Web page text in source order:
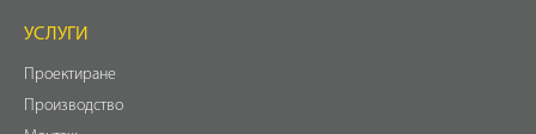
УСЛУГИ
Проектиране
Производство